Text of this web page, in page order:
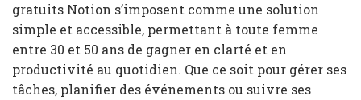
gratuits Notion s’imposent comme une solution
simple et accessible, permettant à toute femme
entre 30 et 50 ans de gagner en clarté et en
productivité au quotidien. Que ce soit pour gérer ses
tâches, planifier des événements ou suivre ses